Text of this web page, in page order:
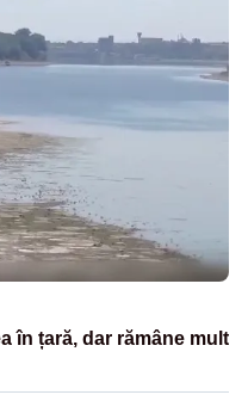
în țară, dar rămâne mult